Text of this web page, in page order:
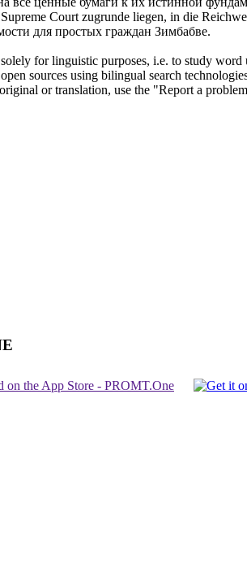
Court zugrunde liegen, in die
для простых граждан Зимбабве.
for linguistic purposes, i.e. to study
sources using bilingual search
or translation, use the "Report a